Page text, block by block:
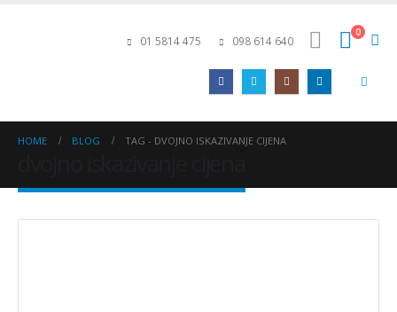
01 5814 475 098 614 640
0
HOME BLOG TAG - DVOJNO ISKAZIVANJE CIJENA